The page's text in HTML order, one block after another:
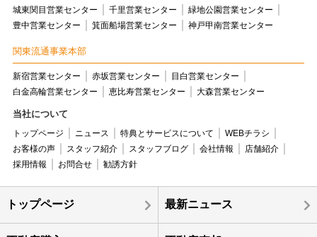
城東関目営業センター
千里営業センター
緑地公園営業センター
豊中営業センター
箕面船場営業センター 神戸甲南営業センター
関東流通事業本部
新宿営業センター 赤坂営業センター
目白営業センター
白金高輪営業センター
恵比寿営業センター 大森営業センター
当社について
トップページ ニュース 特典とサービスについて
WEBチラシ
お客様の声
スタッフ紹介 スタッフブログ 会社情報
店舗紹介
採用情報
お問合せ 勧誘方針
トップページ 最新ニュース